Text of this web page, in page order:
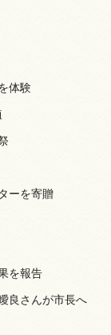
体験
ーを寄贈
を報告
良さんが市長へ